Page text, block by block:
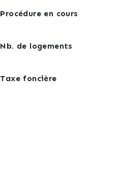
Procédure en cours
Nb. de logements
Taxe foncière